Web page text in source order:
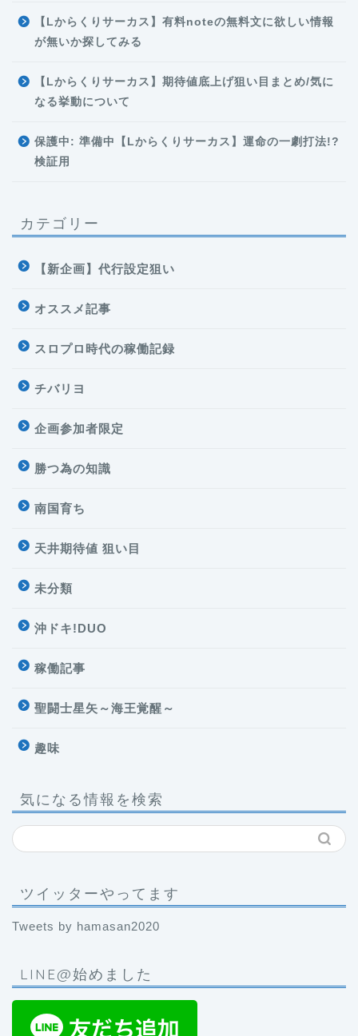
【Lからくりサーカス】有料noteの無料文に欲しい情報
が無いか探してみる
【Lからくりサーカス】期待値底上げ狙い目まとめ/気に
なる挙動について
保護中: 準備中【Lからくりサーカス】運命の一劇打法!?
検証用
カテゴリー
【新企画】代行設定狙い
オススメ記事
スロプロ時代の稼働記録
チバリヨ
企画参加者限定
勝つ為の知識
南国育ち
天井期待値 狙い目
未分類
沖ドキ!DUO
稼働記事
聖闘士星矢～海王覚醒～
趣味
気になる情報を検索
ツイッターやってます
Tweets by hamasan2020
LINE@始めました